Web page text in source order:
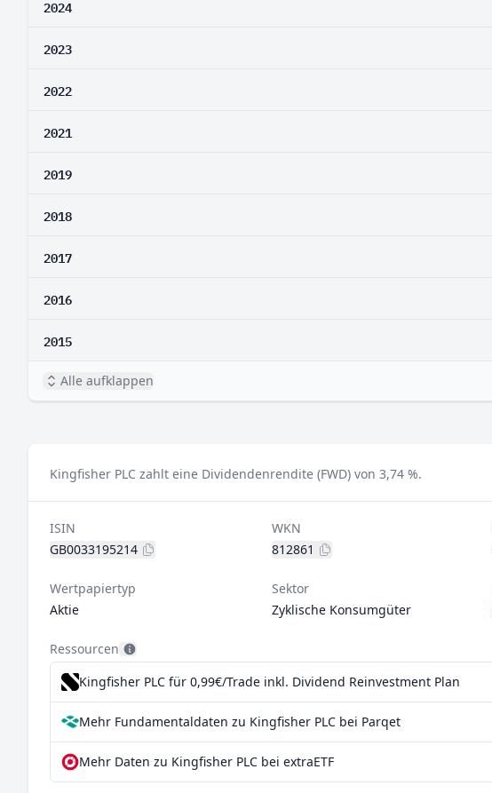
2024
2023
2022
2021
2019
2018
2017
2016
2015
Alle aufklappen
Kingfisher PLC zahlt eine Dividendenrendite (FWD) von 3,74 %.
ISIN
GB0033195214
WKN
812861
Wertpapiertyp
Aktie
Sektor
Zyklische Konsumgüter
Ressourcen
Kingfisher PLC für 0,99€/Trade inkl. Dividend Reinvestment Plan
Mehr Fundamentaldaten zu Kingfisher PLC bei Parqet
Mehr Daten zu Kingfisher PLC bei extraETF